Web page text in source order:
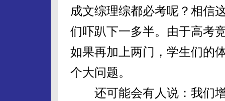
成文综理综都必考呢？相信
们吓趴下一多半。由于高考
如果再加上两门，学生们的
个大问题。
还可能会有人说：我们增